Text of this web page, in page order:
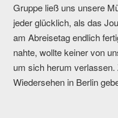
Gruppe ließ uns unsere
jeder glücklich, als das
am Abreisetag endlich
nahte, wollte keiner von
um sich herum
Wiedersehen in Berlin